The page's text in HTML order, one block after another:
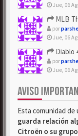
Jue, 06
MLB The
por
Jue, 06
Diablo 4
por
Jue, 06
AVISO
Esta comunidad de
guarda relación
Citroën o su